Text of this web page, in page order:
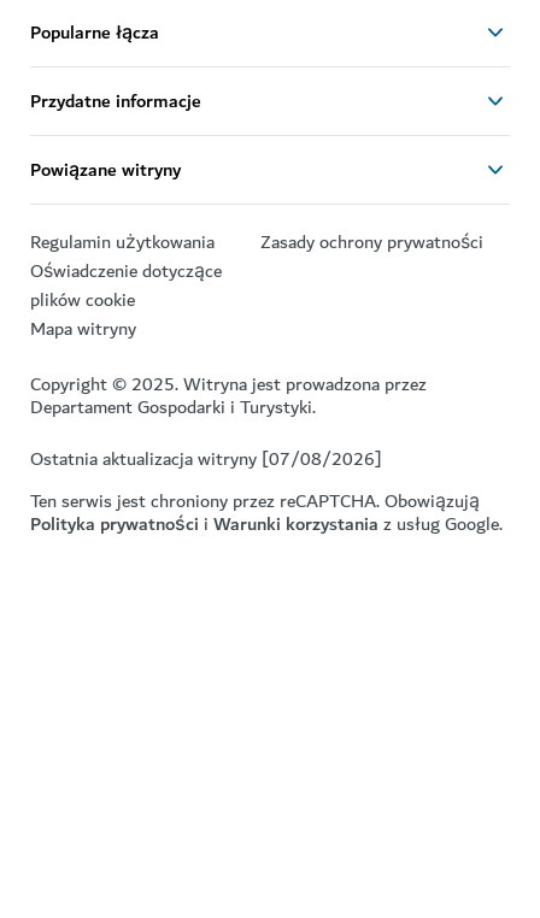
Popularne łącza
Przydatne informacje
Powiązane witryny
Regulamin użytkowania
Zasady ochrony prywatności
Oświadczenie dotyczące
plików cookie
Mapa witryny
Copyright © 2025. Witryna jest prowadzona przez
Departament Gospodarki i Turystyki.
Ostatnia aktualizacja witryny [07/08/2026]
Ten serwis jest chroniony przez reCAPTCHA. Obowiązują
Polityka prywatności iWarunki korzystaniaz usług Google.